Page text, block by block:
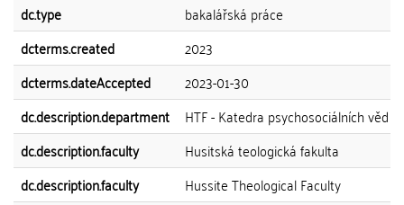
dc.type
bakalářská práce
dcterms.created
2023
dcterms.dateAccepted
2023-01-30
dc.description.department
HTF - Katedra psychosociálních věd
dc.description.faculty
Husitská teologická fakulta
dc.description.faculty
Hussite Theological Faculty